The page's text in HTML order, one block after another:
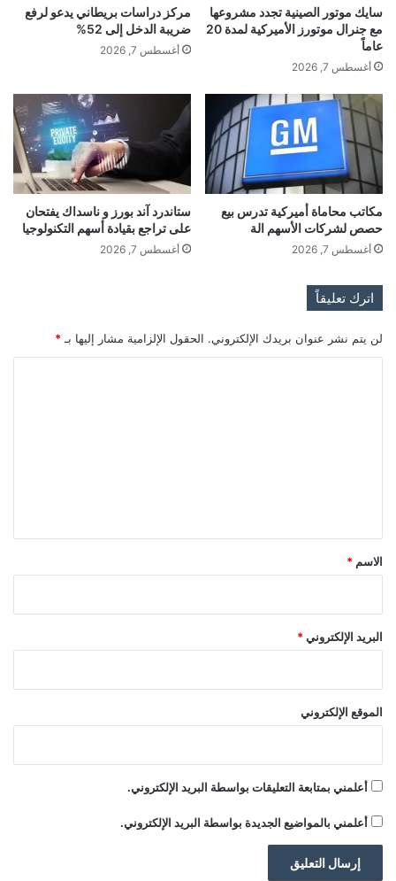
new-bbc.com — حطام سفينة اللاجئين في اليونان..
اللاجئين اليونان حطام سفينة
س
ب
ع
س
و
ا
ت
ا
ا
ل
ث
ن
ي
سايك موتور الصينية تجدد مشروعها
مع جنرال موتورز الأميركية لمدة 20
عاماً
أغسطس 7, 2026
مركز دراسات بريطاني يدعو لرفع
ضريبة الدخل إلى 52%
أغسطس 7, 2026
مكاتب محاماة أميركية تدرس بيع
حصص لشركات الأسهم الة
أغسطس 7, 2026
ستاندرد آند بورز و ناسداك يفتحان
على تراجع بقيادة أسهم التكنولوجيا
أغسطس 7, 2026
اترك تعليقاً
لن يتم نشر عنوان بريدك الإلكتروني. الحقول الإلزامية مشار إليها بـ*
*
الاسم *
البريد الإلكتروني*
الموقع الإلكتروني
أعلمني بمتابعة التعليقات بواسطة البريد الإلكتروني.
أعلمني بالمواضيع الجديدة بواسطة البريد الإلكتروني.